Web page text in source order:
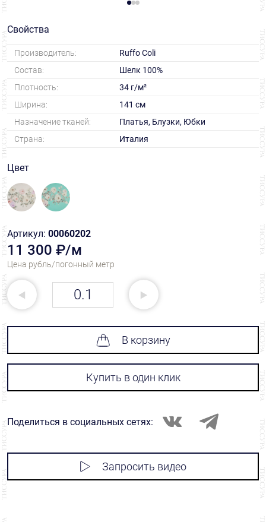
Свойства
Производитель:
Ruffo Coli
Состав:
Шелк 100%
Плотность:
34 г/м²
Ширина:
141 см
Назначение тканей:
Платья, Блузки, Юбки
Страна:
Италия
Цвет
Артикул: 00060202
11 300 ₽/м
Цена рубль/погонный метр
В корзину
Купить в один клик
Поделиться в социальных сетях:
Запросить видео